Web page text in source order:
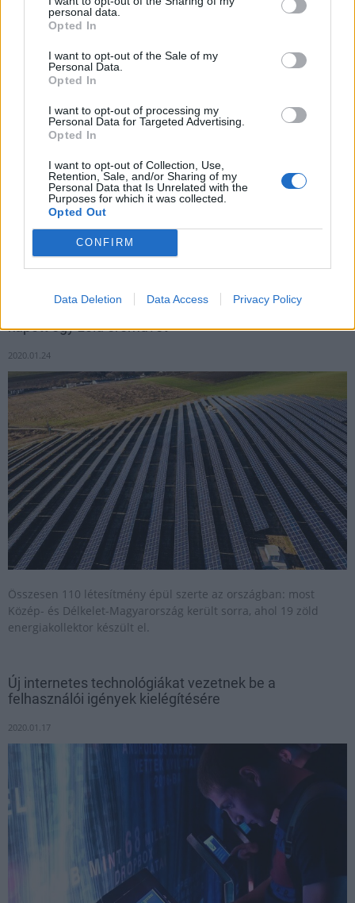
personal data.
Opted In
I want to opt-out of the Sale of my
Personal Data.
Opted In
I want to opt-out of processing my
Personal Data for Targeted Advertising.
Opted In
I want to opt-out of Collection, Use,
Retention, Sale, and/or Sharing of my
Personal Data that Is Unrelated with the
Purposes for which it was collected.
Opted Out
CONFIRM
Data Deletion Data Access Privacy Policy
A Van itthon tej című kampány célja, hogy megszerettesse a
gyermekekkel a tej fogyasztását az iskolában is.
Több mint 20 napelemparkot adtak át: Cegléd is
kapott egy zöld erőművet
2020.01.24
Összesen 110 létesítmény épül szerte az országban: most
Közép- és Délkelet-Magyarország került sorra, ahol 19 zöld
energiakollektor készült el.
Új internetes technológiákat vezetnek be a
felhasználói igények kielégítésére
2020.01.17